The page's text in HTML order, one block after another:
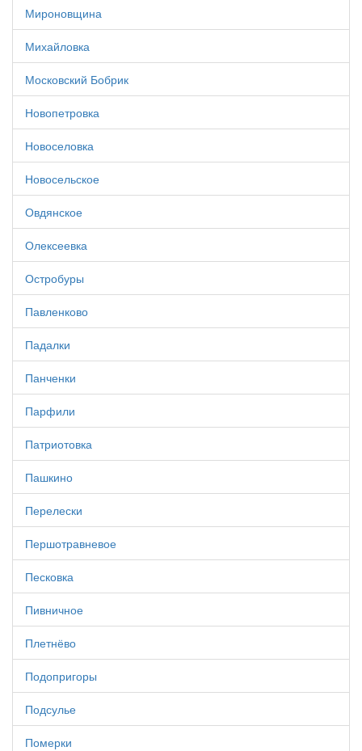
Мироновщина
Михайловка
Московский Бобрик
Новопетровка
Новоселовка
Новосельское
Овдянское
Олексеевка
Остробуры
Павленково
Падалки
Панченки
Парфили
Патриотовка
Пашкино
Перелески
Першотравневое
Песковка
Пивничное
Плетнёво
Подопригоры
Подсулье
Померки